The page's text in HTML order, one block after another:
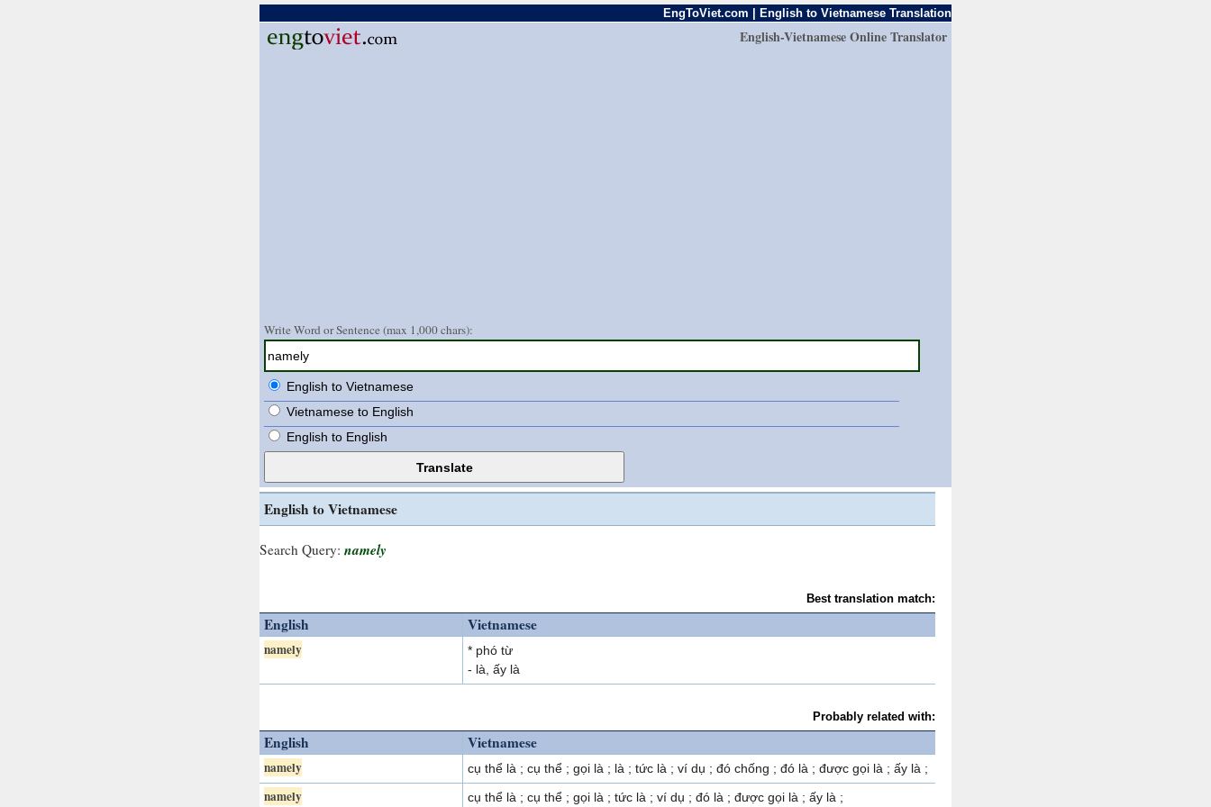
EngToViet.com | English to Vietnamese Translation
English-Vietnamese Online Translator
Write Word or Sentence (max 1,000 chars):
English to Vietnamese
Vietnamese to English
English to English
English to Vietnamese
Search Query: namely
Best translation match:
English Vietnamese
namely
* phó từ
- là, ấy là
Probably related with:
English Vietnamese
namely cụ thể là ; cụ thể ; gọi là ; là ; tức là ; ví dụ ; đó chống ; đó là ; được gọi là ; ấy là ;
namely cụ thể là ; cụ thể ; gọi là ; tức là ; ví dụ ; đó là ; được gọi là ; ấy là ;